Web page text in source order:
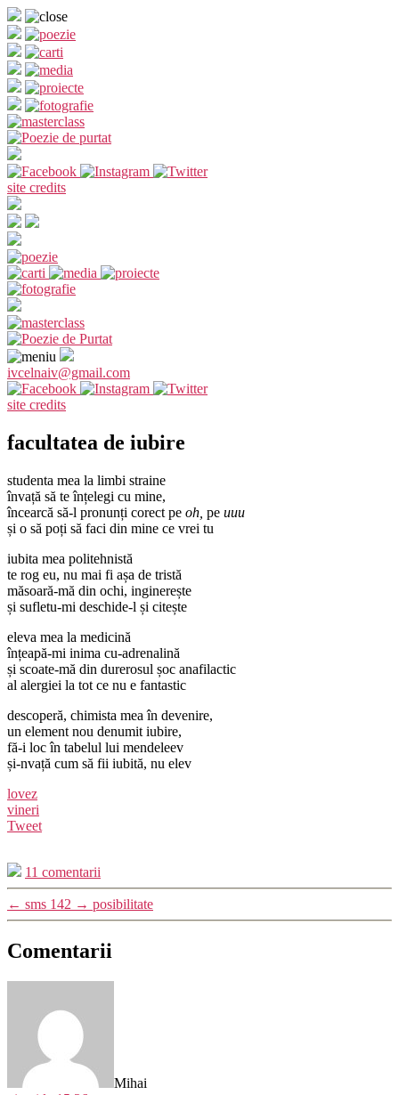
Sari
la
conținut
site credits
ivcelnaiv@gmail.com
site credits
facultatea de iubire
studenta mea la limbi straine
învață să te înțelegi cu mine,
încearcă să-l pronunți corect pe oh, pe uuu
și o să poți să faci din mine ce vrei tu
iubita mea politehnistă
te rog eu, nu mai fi așa de tristă
măsoară-mă din ochi, inginerește
și sufletu-mi deschide-l și citește
eleva mea la medicină
înțeapă-mi inima cu-adrenalină
și scoate-mă din durerosul șoc anafilactic
al alergiei la tot ce nu e fantastic
descoperă, chimista mea în devenire,
un element nou denumit iubire,
fă-i loc în tabelul lui mendeleev
și-nvață cum să fii iubită, nu elev
lovez
vineri
Tweet
11 comentarii
← sms 142 → posibilitate
Comentarii
Mihai